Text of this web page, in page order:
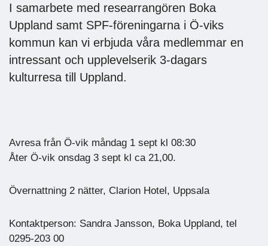
I samarbete med researrangören Boka
Uppland samt SPF-föreningarna i Ö-viks
kommun kan vi erbjuda våra medlemmar en
intressant och upplevelserik 3-dagars
kulturresa till Uppland.
Avresa från Ö-vik måndag 1 sept kl 08:30
Åter Ö-vik onsdag 3 sept kl ca 21,00.
Övernattning 2 nätter, Clarion Hotel, Uppsala
Kontaktperson: Sandra Jansson, Boka Uppland, tel
0295-203 00